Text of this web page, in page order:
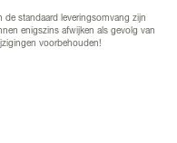
de standaard leveringsomvang zijn
enigszins afwijken als gevolg van
voorbehouden!